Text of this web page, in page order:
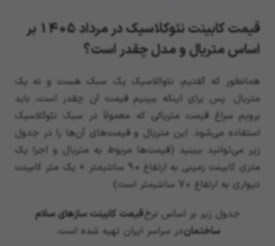
قیمت کابینت نئوکلاسیک در مرداد 1405 بر
اساس متریال و مدل چقدر است؟
همانطور که گفتیم، نئوکلاسیک یک سبک هست و نه یک
متریال. پس برای اینکه ببینیم قیمت آن چقدر است، باید
برویم سراغ قیمت متریالی که معمولاً در سبک نئوکلاسیک
استفاده می‌شود. این متریال و قیمت‌های آن‌ها را در جدول
زیر می‌توانید ببینید (قیمت‌ها مربوط به متریال و اجرا یک
متری کابینت زمینی به ارتفاع 90 سانتیمتر + یک متر کابینت
دیواری به ارتفاع 70 سانتیمتر است):
جدول زیر بر اساس نرخقیمت کابینت سازهای سلام
ساختماندر سراسر ایران تهیه شده است.